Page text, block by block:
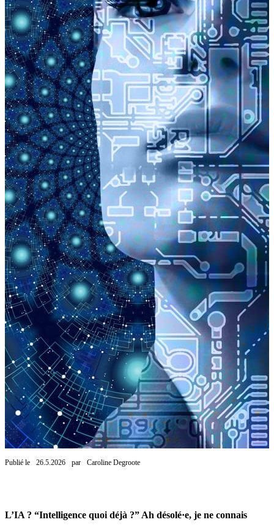
Publié le 26.5.2026 par Caroline Degroote
L’IA ? “Intelligence quoi déjà ?” Ah désolé·e, je ne connais